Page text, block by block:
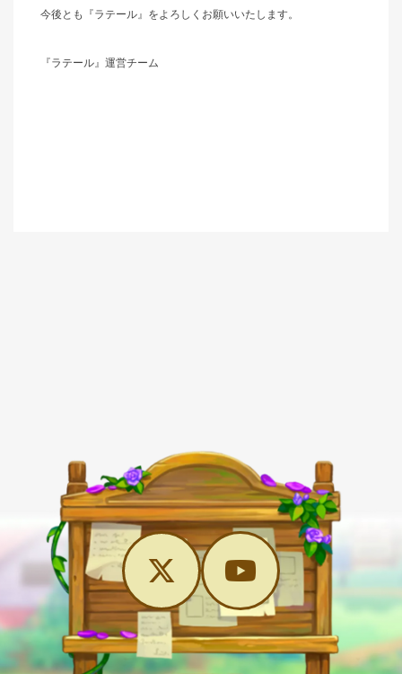
今後とも『ラテール』をよろしくお願いいたします。
『ラテール』運営チーム